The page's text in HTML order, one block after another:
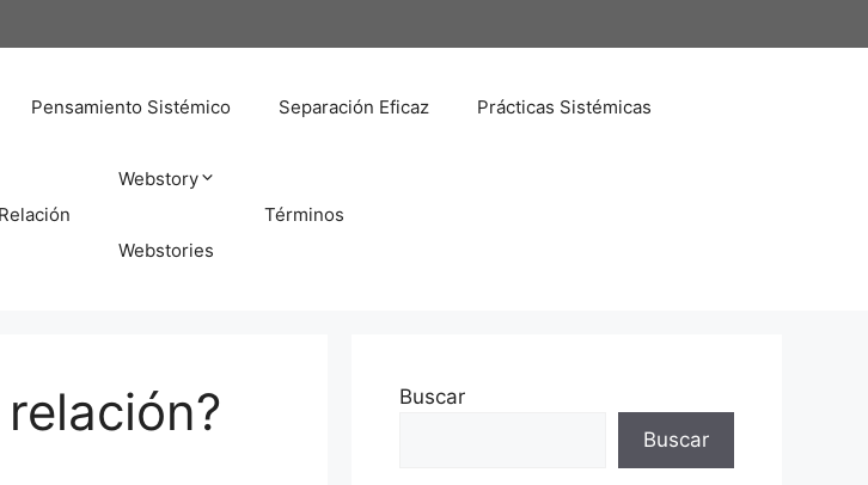
Pensamiento Sistémico Separación Eficaz Prácticas Sistémicas
Webstory
Webstories
Términos
Buscar
Buscar